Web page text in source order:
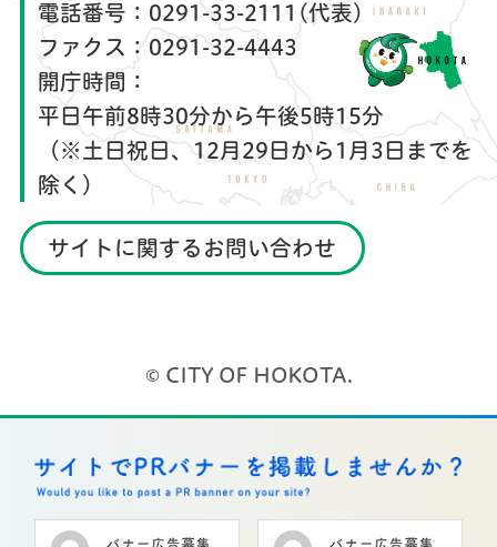
電話番号： 0291-33-2111(代表)
ファクス： 0291-32-4443
開庁時間：
平日午前8時30分から午後5時15分
（※土日祝日、12月29日から1月3日までを
除く）
サイトに関するお問い合わせ
© CITY OF HOKOTA.